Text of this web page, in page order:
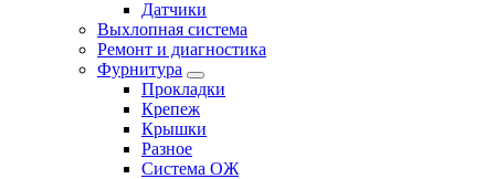
Датчики
Выхлопная система
Ремонт и диагностика
Фурнитура
Прокладки
Крепеж
Крышки
Разное
Система ОЖ